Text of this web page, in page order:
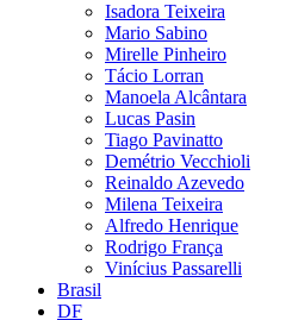
Isadora Teixeira
Mario Sabino
Mirelle Pinheiro
Tácio Lorran
Manoela Alcântara
Lucas Pasin
Tiago Pavinatto
Demétrio Vecchioli
Reinaldo Azevedo
Milena Teixeira
Alfredo Henrique
Rodrigo França
Vinícius Passarelli
Brasil
DF